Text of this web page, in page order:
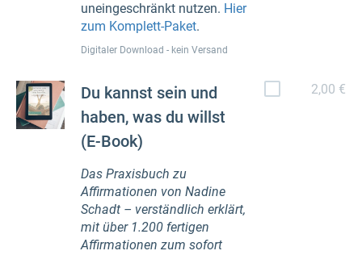
uneingeschränkt nutzen. Hier
zum Komplett-Paket.
Digitaler Download - kein Versand
Du kannst sein und
haben, was du willst
(E-Book)
Das Praxisbuch zu
Affirmationen von Nadine
Schadt – verständlich erklärt,
mit über 1.200 fertigen
Affirmationen zum sofort
2,00 €